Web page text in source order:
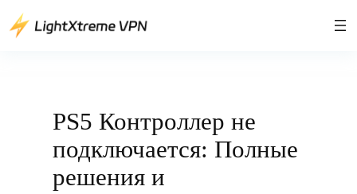
Перейти
PS5 Контроллер не
подключается: Полные
решения и